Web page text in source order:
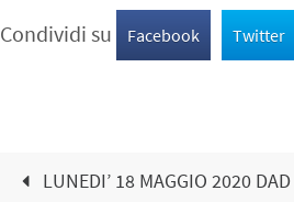
Condividi su Facebook Twitter
LUNEDI’ 18 MAGGIO 2020